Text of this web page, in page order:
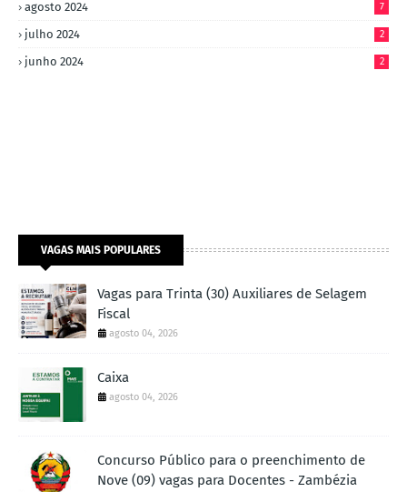
agosto 2024 7
julho 2024 2
junho 2024 2
VAGAS MAIS POPULARES
Vagas para Trinta (30) Auxiliares de Selagem
Fiscal
agosto 04, 2026
Caixa
agosto 04, 2026
Concurso Público para o preenchimento de
Nove (09) vagas para Docentes - Zambézia